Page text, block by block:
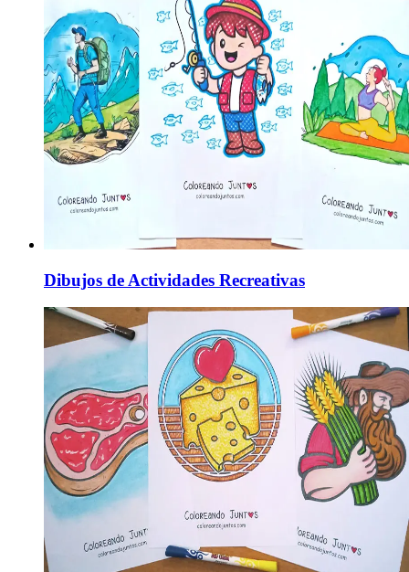
Dibujos de Actividades Recreativas